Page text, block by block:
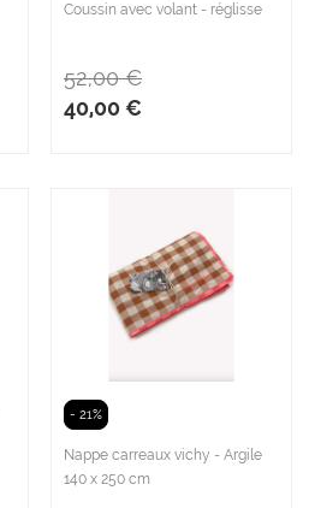
Coussin avec volant - réglisse
40,00 €
52,00 €
- 21%
Nappe carreaux vichy - Argile
140 x 250 cm